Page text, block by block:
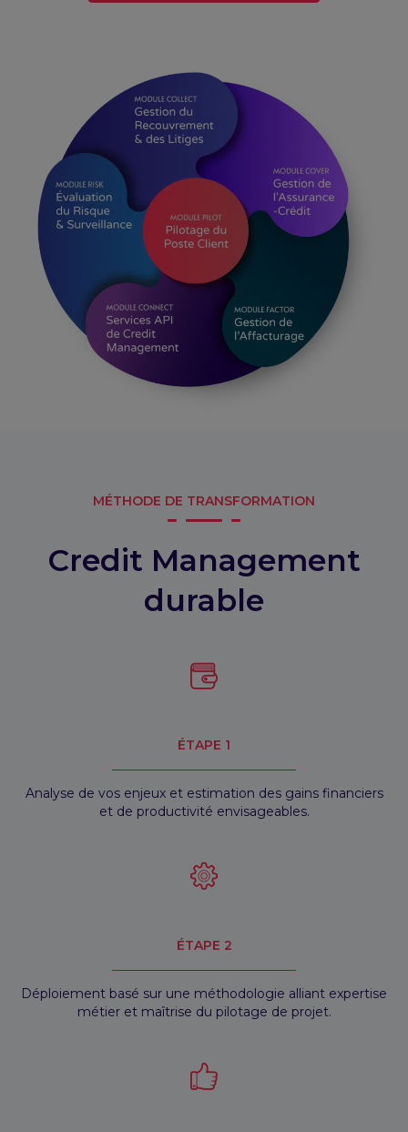
MÉTHODE DE TRANSFORMATION
Credit Management
durable
ÉTAPE 1
Analyse de vos enjeux et estimation des gains financiers
et de productivité envisageables.
ÉTAPE 2
Déploiement basé sur une méthodologie alliant expertise
métier et maîtrise du pilotage de projet.